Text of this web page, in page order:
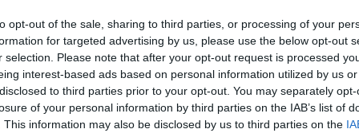
opt-out of the sale, sharing to third parties, or processing of your
for targeted advertising by us, please use the below opt-out
selection. Please note that after your opt-out request is processed
interest-based ads based on personal information utilized by us
to third parties prior to your opt-out. You may separately
of your personal information by third parties on the IAB’s list of
This information may also be disclosed by us to third parties on the
skozi kraj, pa Kres besed, kot dogodek za besedo, na
Nastopili bodo literati Čajanke Koroškega
z nami bodo Jazz mulci, vodne vile Mojce Šipek,
Jezerskega in glasbeniki zasedbe ZGRUNTANI, s člani iz